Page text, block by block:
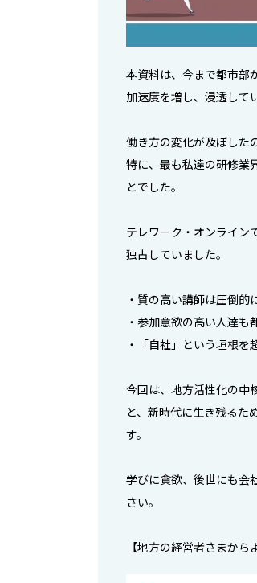
本資料は、今まで都市部
加速度を増し、浸透して
働き方の変化が及ぼした
特に、最も私達の研修業
とでした。
テレワーク・オンライン
独占していました。
・質の高い講師は圧倒的
・参加意欲の高い人達も
・「自社」という垣根を
今回は、地方活性化の中
と、新時代に生き残るた
す。
学びに貪欲、後世にも会
さい。
【地方の経営者さまから